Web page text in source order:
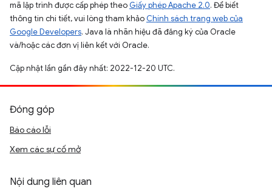
mã lập trình được cấp phép theo Giấy phép Apache 2.0. Để biết
thông tin chi tiết, vui lòng tham khảo Chính sách trang web của
Google Developers. Java là nhãn hiệu đã đăng ký của Oracle
và/hoặc các đơn vị liên kết với Oracle.
Cập nhật lần gần đây nhất: 2022-12-20 UTC.
Đóng góp
Báo cáo lỗi
Xem các sự cố mở
Nội dung liên quan